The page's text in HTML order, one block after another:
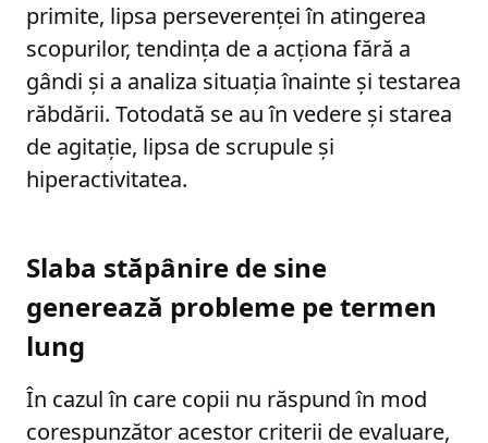
primite, lipsa perseverenţei în atingerea
scopurilor, tendinţa de a acţiona fără a
gândi şi a analiza situaţia înainte şi testarea
răbdării. Totodată se au în vedere şi starea
de agitaţie, lipsa de scrupule şi
hiperactivitatea.
Slaba stăpânire de sine
generează probleme pe termen
lung
În cazul în care copii nu răspund în mod
corespunzător acestor criterii de evaluare,